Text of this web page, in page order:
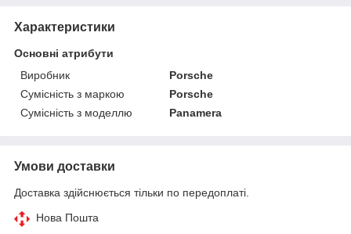
Характеристики
Основні атрибути
Виробник
Porsche
Сумісність з маркою
Porsche
Сумісність з моделлю
Panamera
Умови доставки
Доставка здійснюється тільки по передоплаті.
Нова Пошта